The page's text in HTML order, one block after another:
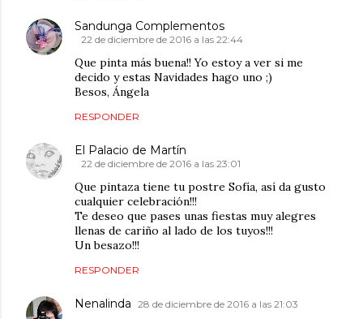
Sandunga Complementos
22 de diciembre de 2016 a las 22:44
Que pinta más buena!! Yo estoy a ver si me
decido y estas Navidades hago uno ;)
Besos, Ángela
RESPONDER
El Palacio de Martín
22 de diciembre de 2016 a las 23:01
Que pintaza tiene tu postre Sofía, así da gusto
cualquier celebración!!!
Te deseo que pases unas fiestas muy alegres
llenas de cariño al lado de los tuyos!!!
Un besazo!!!
RESPONDER
Nenalinda 28 de diciembre de 2016 a las 21:03